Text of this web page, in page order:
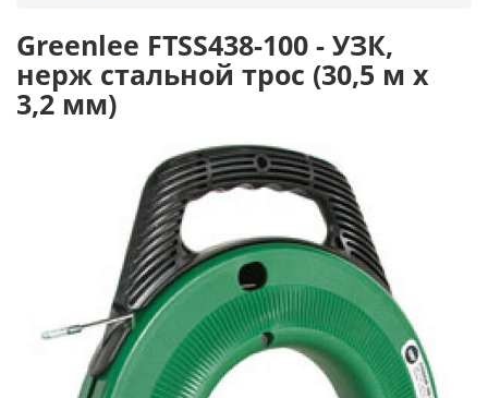
Greenlee FTSS438-100 - УЗК,
нерж стальной трос (30,5 м х
3,2 мм)